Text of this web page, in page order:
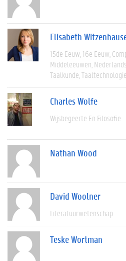
Elisabeth
15de Eeuw 16e Eeuw
Middeleeuwen Nederlands
Taalkunde Taaltechnologie
Charles Wolfe
Wijsbegeerte En Filosofie
Nathan Wood
David Woolner
Literatuurwetenschap
Teske Wortman